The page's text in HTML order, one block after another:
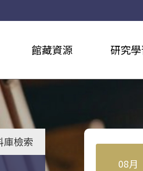
館藏資源 研究
庫檢索
08月